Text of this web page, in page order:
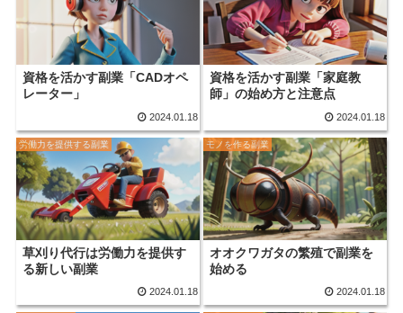
資格を活かす副業「CADオペ
レーター」
2024.01.18
資格を活かす副業「家庭教
師」の始め方と注意点
2024.01.18
労働力を提供する副業
草刈り代行は労働力を提供す
る新しい副業
2024.01.18
モノを作る副業
オオクワガタの繁殖で副業を
始める
2024.01.18